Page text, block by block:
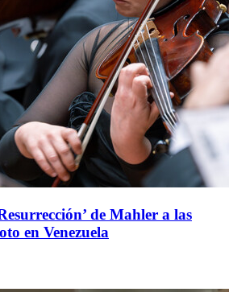
de Mahler a las
en Venezuela